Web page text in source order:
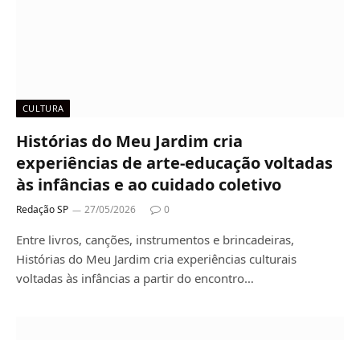
CULTURA
Histórias do Meu Jardim cria
experiências de arte-educação voltadas
às infâncias e ao cuidado coletivo
Redação SP 27/05/2026 0
Entre livros, canções, instrumentos e brincadeiras,
Histórias do Meu Jardim cria experiências culturais
voltadas às infâncias a partir do encontro…